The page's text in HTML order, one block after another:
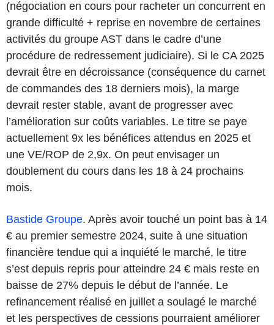
(négociation en cours pour racheter un concurrent en
grande difficulté + reprise en novembre de certaines
activités du groupe AST dans le cadre d’une
procédure de redressement judiciaire). Si le CA 2025
devrait être en décroissance (conséquence du carnet
de commandes des 18 derniers mois), la marge
devrait rester stable, avant de progresser avec
l’amélioration sur coûts variables. Le titre se paye
actuellement 9x les bénéfices attendus en 2025 et
une VE/ROP de 2,9x. On peut envisager un
doublement du cours dans les 18 à 24 prochains
mois.
Bastide Groupe. Après avoir touché un point bas à 14
€ au premier semestre 2024, suite à une situation
financière tendue qui a inquiété le marché, le titre
s’est depuis repris pour atteindre 24 € mais reste en
baisse de 27% depuis le début de l’année. Le
refinancement réalisé en juillet a soulagé le marché
et les perspectives de cessions pourraient améliorer